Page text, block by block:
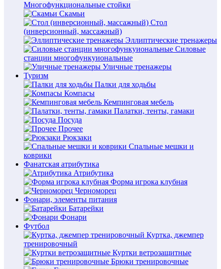
Многофункциональные стойки
Скамьи
Стол
(инверсионный, массажный)
Эллиптические тренажеры
Силовые
станции многофункуиональные
Уличные тренажеры
Туризм
Палки для ходьбы
Компасы
Кемпинговая мебель
Палатки, тенты, гамаки
Посуда
Прочее
Рюкзаки
Спальные мешки и
коврики
Фанатская атрибутика
Атрибутика
Форма игрока клубная
Черноморец
Фонари, элементы питания
Батарейки
Фонари
Футбол
Куртка, джемпер
тренировочный
Куртки ветрозащитные
Брюки тренировочные